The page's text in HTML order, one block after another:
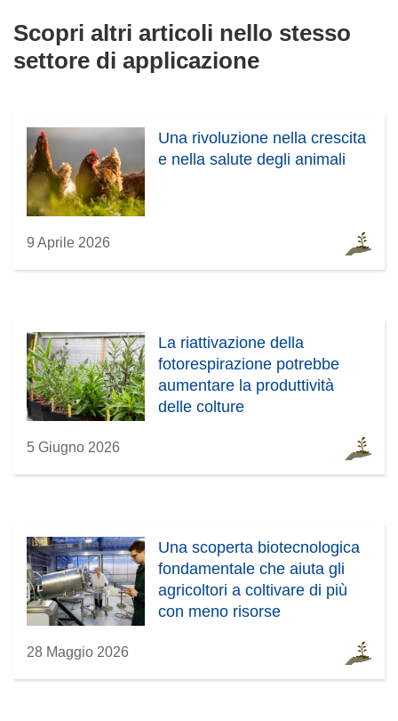
Scopri altri articoli nello stesso
settore di applicazione
Una rivoluzione nella crescita
e nella salute degli animali
9 Aprile 2026
La riattivazione della
fotorespirazione potrebbe
aumentare la produttività
delle colture
5 Giugno 2026
Una scoperta biotecnologica
fondamentale che aiuta gli
agricoltori a coltivare di più
con meno risorse
28 Maggio 2026